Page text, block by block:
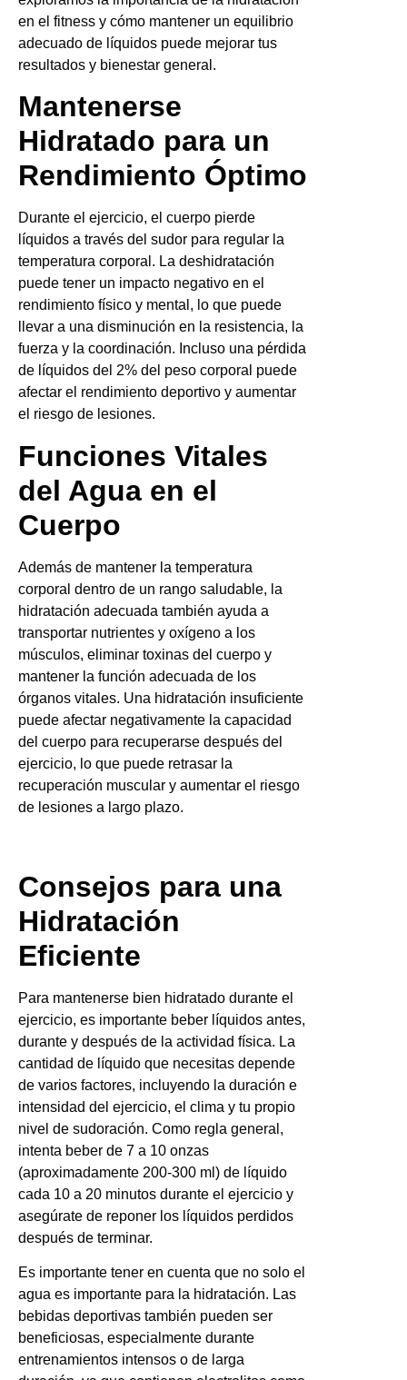
en el fitness y cómo mantener un equilibrio
adecuado de líquidos puede mejorar tus
resultados y bienestar general.
Mantenerse
Hidratado para un
Rendimiento Óptimo
Durante el ejercicio, el cuerpo pierde
líquidos a través del sudor para regular la
temperatura corporal. La deshidratación
puede tener un impacto negativo en el
rendimiento físico y mental, lo que puede
llevar a una disminución en la resistencia, la
fuerza y la coordinación. Incluso una pérdida
de líquidos del 2% del peso corporal puede
afectar el rendimiento deportivo y aumentar
el riesgo de lesiones.
Funciones Vitales
del Agua en el
Cuerpo
Además de mantener la temperatura
corporal dentro de un rango saludable, la
hidratación adecuada también ayuda a
transportar nutrientes y oxígeno a los
músculos, eliminar toxinas del cuerpo y
mantener la función adecuada de los
órganos vitales. Una hidratación insuficiente
puede afectar negativamente la capacidad
del cuerpo para recuperarse después del
ejercicio, lo que puede retrasar la
recuperación muscular y aumentar el riesgo
de lesiones a largo plazo.
Consejos para una
Hidratación
Eficiente
Para mantenerse bien hidratado durante el
ejercicio, es importante beber líquidos antes,
durante y después de la actividad física. La
cantidad de líquido que necesitas depende
de varios factores, incluyendo la duración e
intensidad del ejercicio, el clima y tu propio
nivel de sudoración. Como regla general,
intenta beber de 7 a 10 onzas
(aproximadamente 200-300 ml) de líquido
cada 10 a 20 minutos durante el ejercicio y
asegúrate de reponer los líquidos perdidos
después de terminar.
Es importante tener en cuenta que no solo el
agua es importante para la hidratación. Las
bebidas deportivas también pueden ser
beneficiosas, especialmente durante
entrenamientos intensos o de larga